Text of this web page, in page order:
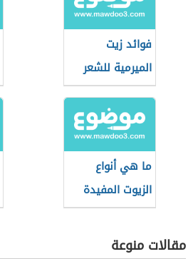
فوائد زيت
الميرمية للشعر
ما هي أنواع
الزيوت المفيدة
للشعر
مقالات منوعة